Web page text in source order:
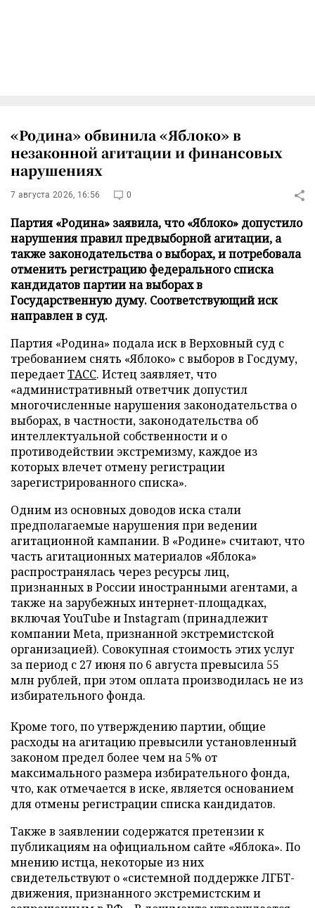
«Родина» обвинила «Яблоко» в
незаконной агитации и финансовых
нарушениях
7 августа 2026, 16:56 0
Партия «Родина» заявила, что «Яблоко» допустило
нарушения правил предвыборной агитации, а
также законодательства о выборах, и потребовала
отменить регистрацию федерального списка
кандидатов партии на выборах в
Государственную думу. Соответствующий иск
направлен в суд.
Партия «Родина» подала иск в Верховный суд с
требованием снять «Яблоко» с выборов в Госдуму,
передаетТАСС. Истец заявляет, что
«административный ответчик допустил
многочисленные нарушения законодательства о
выборах, в частности, законодательства об
интеллектуальной собственности и о
противодействии экстремизму, каждое из
которых влечет отмену регистрации
зарегистрированного списка».
Одним из основных доводов иска стали
предполагаемые нарушения при ведении
агитационной кампании. В «Родине» считают, что
часть агитационных материалов «Яблока»
распространялась через ресурсы лиц,
признанных в России иностранными агентами, а
также на зарубежных интернет-площадках,
включая YouTube и Instagram (принадлежит
компании Meta, признанной экстремистской
организацией). Совокупная стоимость этих услуг
за период с 27 июня по 6 августа превысила 55
млн рублей, при этом оплата производилась не из
избирательного фонда.
Кроме того, по утверждению партии, общие
расходы на агитацию превысили установленный
законом предел более чем на 5% от
максимального размера избирательного фонда,
что, как отмечается в иске, является основанием
для отмены регистрации списка кандидатов.
Также в заявлении содержатся претензии к
публикациям на официальном сайте «Яблока». По
мнению истца, некоторые из них
свидетельствуют о «системной поддержке ЛГБТ-
движения, признанного экстремистским и